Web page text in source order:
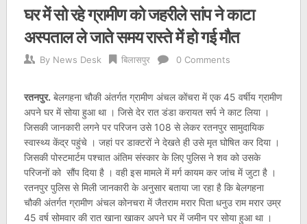
घर में सो रहे ग्रामीण को जहरीले सांप ने काटा
अस्पताल ले जाते समय रास्ते में हो गई मौत
By News Desk बिलासपुर 0 Comments
रतनपुर. बेलगहना चौकी अंतर्गत ग्रामीण अंचल कोंचरा में एक 45 वर्षीय ग्रामीण
अपने घर में सोया हुआ था । जिसे देर रात डंडा करायत सर्प ने काट लिया ।
जिसकी जानकारी लगने पर परिजन उसे 108 से लेकर रतनपुर सामुदायिक
स्वास्थ्य केंद्र पहुंचे । जहां पर डाक्टरों ने देखते ही उसे मृत घोषित कर दिया ।
जिसकी पोस्टमार्टम पश्चात अंतिम संस्कार के लिए पुलिस ने शव को उसके
परिजनों को सौंप दिया है । वही इस मामले में मर्ग कायम कर जांच में जुटा है ।
रतनपुर पुलिस से मिली जानकारी के अनुसार बताया जा रहा है कि बेलगहना
चौकी अंतर्गत ग्रामीण अंचल कोनचरा में जैतराम मरार पिता धनुउ राम मरार उम्र
45 वर्ष सोमवार की रात खाना खाकर अपने घर में जमीन पर सोया हुआ था ।